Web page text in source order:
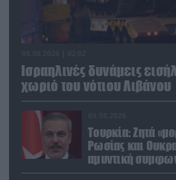
Ισραηλινές δυνάμεις
χωριό του νότιου Λιβάνου
Τουρκία: Ζητά
Ρωσίας και
αμυντική
με το άρθρο 5